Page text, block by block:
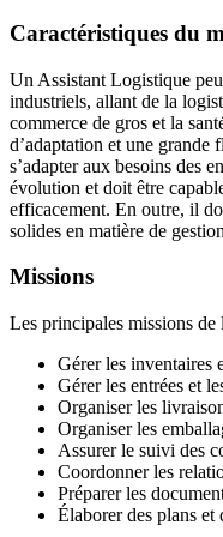
Caractéristiques du
Un Assistant Logistique
industriels, allant de la
commerce de gros et la
d’adaptation et une
s’adapter aux besoins des
évolution et doit être
efficacement. En outre, il
solides en matière de
Missions
Les principales missions
Gérer les inventaires
Gérer les entrées et
Organiser les
Organiser les
Assurer le suivi des
Coordonner les
Préparer les
Élaborer des plans et